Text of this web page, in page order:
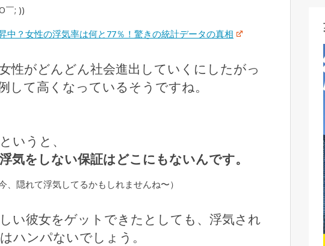
￣; ))
中？女性の浮気率は何と77％！驚きの統計データの真相
性がどんどん社会進出していくにしたがっ
して高くなっているそうですね。
いうと、
気をしない保証はどこにもないんです。
、隠れて浮気してるかもしれませんね〜）
い彼女をゲットできたとしても、浮気され
ハンパないでしょう。